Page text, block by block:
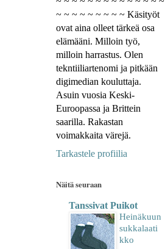
~ ~ ~ ~ ~ ~ ~ ~ ~ Käsityöt
ovat aina olleet tärkeä osa
elämääni. Milloin työ,
milloin harrastus. Olen
tekntiiliartenomi ja pitkään
digimedian kouluttaja.
Asuin vuosia Keski-
Euroopassa ja Brittein
saarilla. Rakastan
voimakkaita värejä.
Tarkastele profiilia
Näitä seuraan
Tanssivat Puikot
Heinäkuun
sukkalaati
kko